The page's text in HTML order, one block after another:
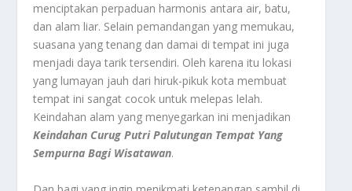
menciptakan perpaduan harmonis antara air, batu,
dan alam liar. Selain pemandangan yang memukau,
suasana yang tenang dan damai di tempat ini juga
menjadi daya tarik tersendiri. Oleh karena itu lokasi
yang lumayan jauh dari hiruk-pikuk kota membuat
tempat ini sangat cocok untuk melepas lelah.
Keindahan alam yang menyegarkan ini menjadikan
Keindahan Curug Putri Palutungan Tempat Yang
Sempurna Bagi Wisatawan.